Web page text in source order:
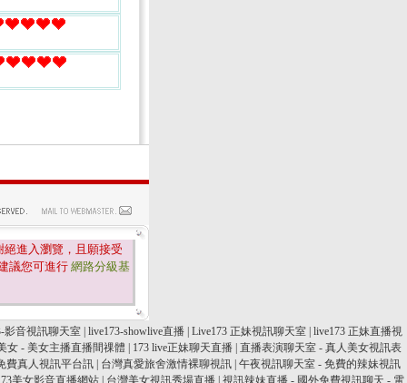
絕進入瀏覽，且願接受
議您可進行網路分級基
影音視訊聊天室 live173-showlive直播 Live173 正妹視訊聊天室 live173 正妹直播視
女 - 美女主播直播間祼體 173 live正妹聊天直播 直播表演聊天室 - 真人美女視訊表
費真人視訊平台訊 台灣真愛旅舍激情裸聊視訊 午夜視訊聊天室 - 免費的辣妹視訊
美女影音直播網站 台灣美女視訊秀場直播 視訊辣妹直播 - 國外免費視訊聊天 - 電